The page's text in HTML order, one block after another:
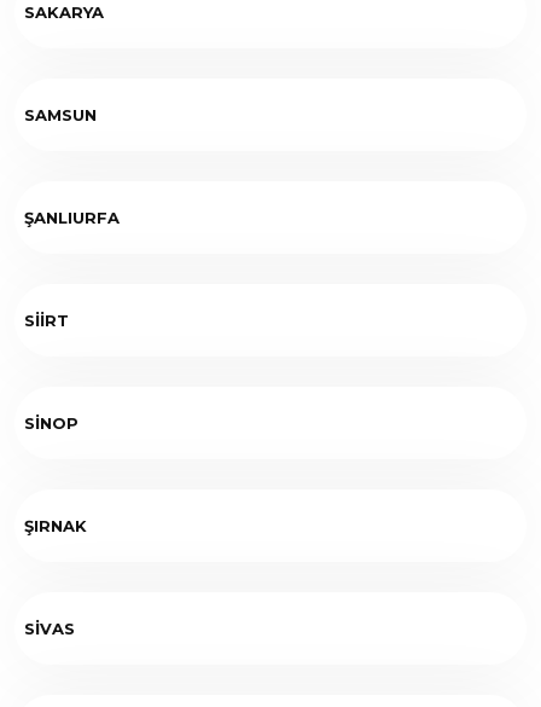
SAKARYA
SAMSUN
ŞANLIURFA
SİİRT
SİNOP
ŞIRNAK
SİVAS